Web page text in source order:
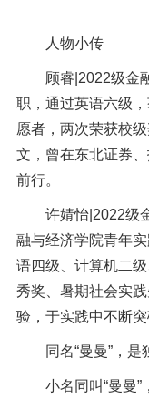
人物小传
顾睿|2022级金
职，通过英语六级
愿者，两次荣获校
文，曾在东北证券
前行。
许婧怡|2022级
融与经济学院青年
语四级、计算机二
秀奖、暑期社会实
验，于实践中不断突
同名“曼曼”，
小名同叫“曼曼